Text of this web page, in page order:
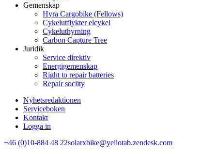
Gemenskap
Hyra Cargobike (Fellows)
Cykelutflykter elcykel
Cykeluthyrning
Carbon Capture Tree
Juridik
Service direktiv
Energigemenskap
Right to repair batteries
Repair sociity
Nyhetsredaktionen
Serviceboken
Kontakt
Logga in
+46 (0)10-884 48 22solarxbike@yellotab.zendesk.com